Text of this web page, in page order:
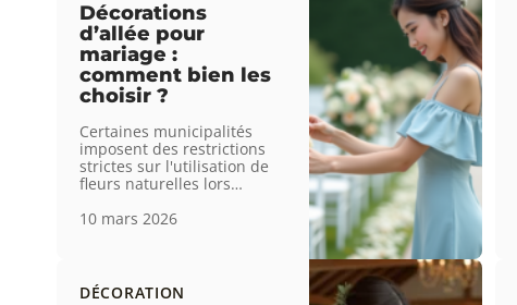
Décorations
d’allée pour
mariage :
comment bien les
choisir ?
Certaines municipalités
imposent des restrictions
strictes sur l'utilisation de
fleurs naturelles lors…
10 mars 2026
DÉCORATION